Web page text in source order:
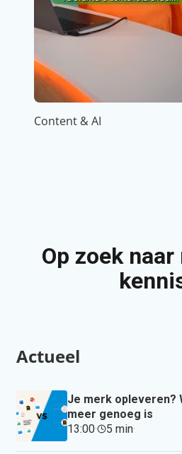
Content & AI
Op zoek
Actueel
Je merk opleveren?
meer genoeg is
13:00· 5 min·